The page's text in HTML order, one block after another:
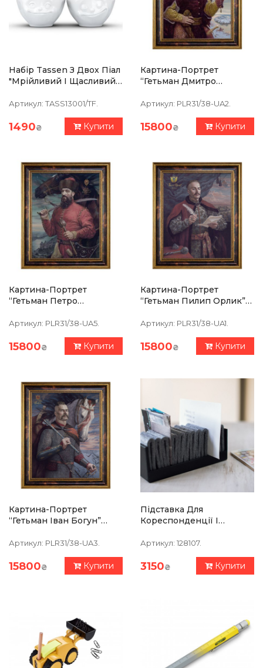
Набір Tassen З Двох Піал
"Мрійливий І Щасливий"
Артикул: TASS13001/TF.
1490₴ Купити
Картина-Портрет
“Гетьман Дмитро
См
Артикул: PLR31/38-UA2.
15800₴ Купити
Картина-Портрет
“Гетьман Петро
Артикул: PLR31/38-UA5.
15800₴ Купити
Картина-Портрет
“Гетьман Пилип Орлик”
Артикул: PLR31/38-UA1.
15800₴ Купити
Картина-Портрет
“Гетьман Іван Богун”
Артикул: PLR31/38-UA3.
15800₴ Купити
Підставка Для
Кореспонденції І
Артикул: 128107.
3150₴ Купити